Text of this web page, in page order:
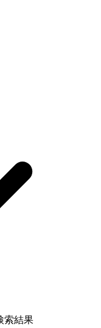
索結果